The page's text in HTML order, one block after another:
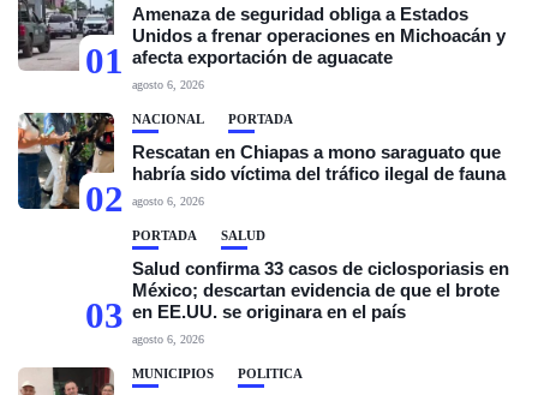
01
Amenaza de seguridad obliga a Estados
Unidos a frenar operaciones en Michoacán y
afecta exportación de aguacate
agosto 6, 2026
02
NACIONAL PORTADA
Rescatan en Chiapas a mono saraguato que
habría sido víctima del tráfico ilegal de fauna
agosto 6, 2026
03
PORTADA SALUD
Salud confirma 33 casos de ciclosporiasis en
México; descartan evidencia de que el brote
en EE.UU. se originara en el país
agosto 6, 2026
MUNICIPIOS POLÍTICA